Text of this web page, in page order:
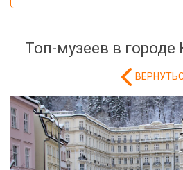
Топ-музеев в